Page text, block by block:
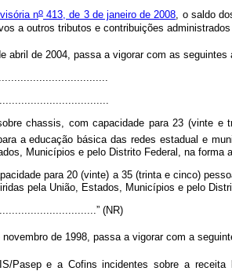
no 413, de 3 de janeiro de 2008, o saldo
a outros tributos e contribuições
abril de 2004, passa a vigorar com as
chassis, com capacidade para 23 (vinte
a educação básica das redes estadual e
Municípios e pelo Distrito Federal, na
para 20 (vinte) a 35 (trinta e cinco)
pela União, Estados, Municípios e pelo
(NR)
de 1998, passa a vigorar com a
Pasep e a Cofins incidentes sobre a receita